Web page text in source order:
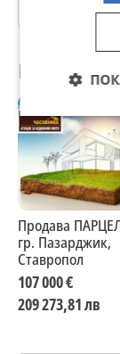
гр.
Продава
гр. Пазарджик,
Ставропол
107 000 €
209 273,81 лв